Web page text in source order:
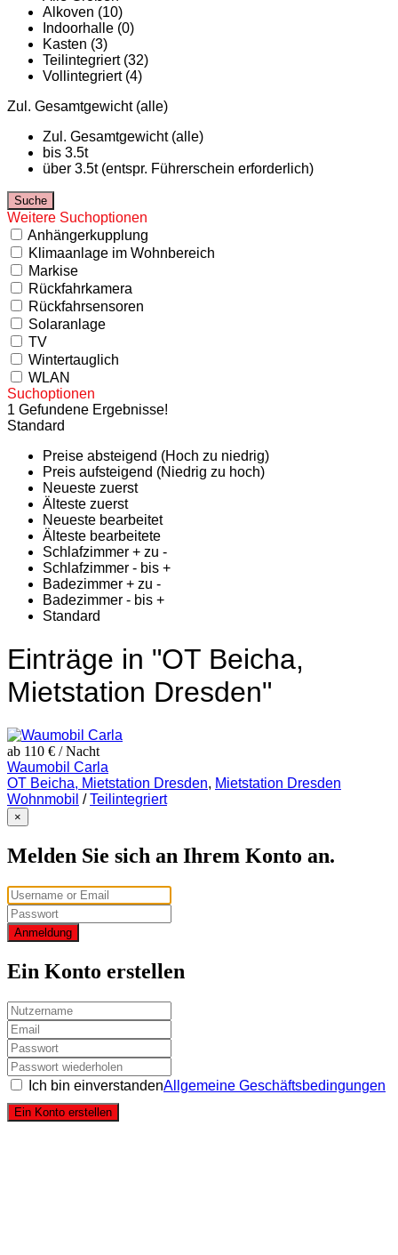
Alkoven (10)
Indoorhalle (0)
Kasten (3)
Teilintegriert (32)
Vollintegriert (4)
Zul. Gesamtgewicht (alle)
Zul. Gesamtgewicht (alle)
bis 3.5t
über 3.5t (entspr. Führerschein erforderlich)
Weitere Suchoptionen
Anhängerkupplung
Klimaanlage im Wohnbereich
Markise
Rückfahrkamera
Rückfahrsensoren
Solaranlage
TV
Wintertauglich
WLAN
Suchoptionen
1 Gefundene Ergebnisse!
Standard
Preise absteigend (Hoch zu niedrig)
Preis aufsteigend (Niedrig zu hoch)
Neueste zuerst
Älteste zuerst
Neueste bearbeitet
Älteste bearbeitete
Schlafzimmer + zu -
Schlafzimmer - bis +
Badezimmer + zu -
Badezimmer - bis +
Standard
Einträge in "OT Beicha,
Mietstation Dresden"
ab 110 € / Nacht
Waumobil Carla
OT Beicha, Mietstation Dresden, Mietstation Dresden
Wohnmobil /Teilintegriert
×
Melden Sie sich an Ihrem Konto an.
Anmeldung
Ein Konto erstellen
Ich bin einverstandenAllgemeine Geschäftsbedingungen
Ein Konto erstellen